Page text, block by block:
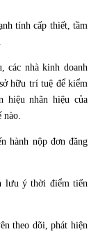
tính cấp thiết, tầm
các nhà kinh doanh
hữu trí tuệ để kiểm
hiệu nhãn hiệu của
nào.
hành nộp đơn đăng
lưu ý thời điểm tiến
theo dõi, phát hiện